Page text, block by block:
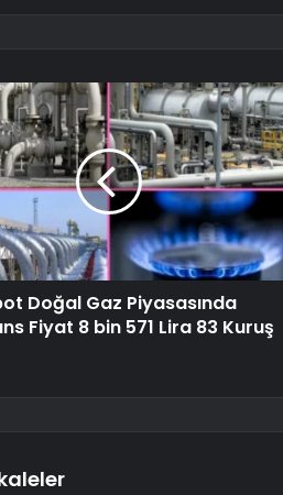
Doğal Gaz Piyasasında
Fiyat 8 bin 571 Lira 83 Kuruş